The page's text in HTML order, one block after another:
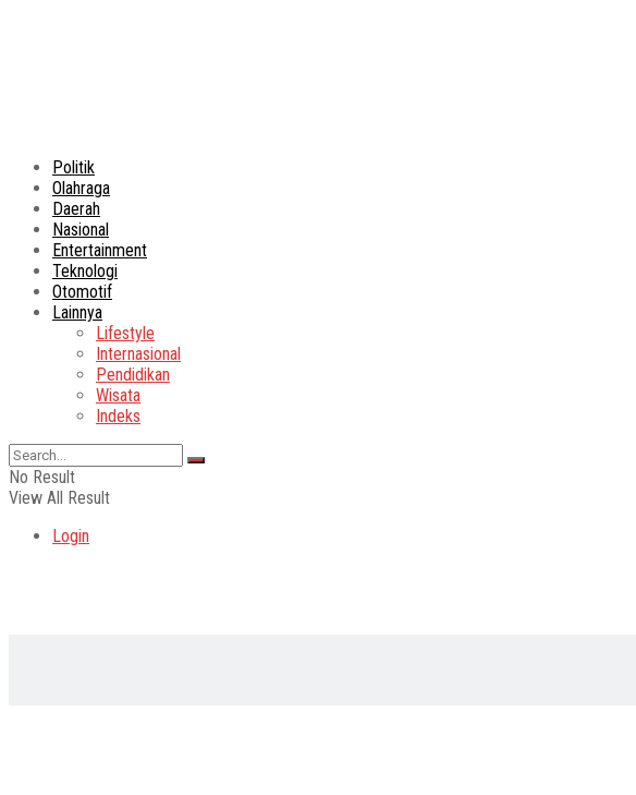
Politik
Olahraga
Daerah
Nasional
Entertainment
Teknologi
Otomotif
Lainnya
Lifestyle
Internasional
Pendidikan
Wisata
Indeks
No Result
View All Result
Login